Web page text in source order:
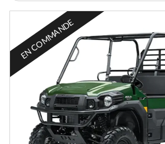
EN COMMANDE